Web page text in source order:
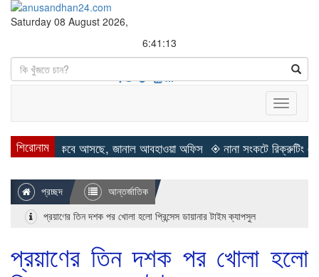
Saturday 08 August 2026,
6:41:14
Search
Toggle
শিরোনাম
কবে আসছে, জানাল আবহাওয়া অফিস ◈ নানা সংকটে রিক্রুটিং এজেন্সি,
প্রচ্ছদ
আন্তর্জাতিক
প্রয়াণের তিন দশক পর খোলা হলো প্রিন্সেস ডায়ানার টাইম ক্যাপসুল
প্রয়াণের তিন দশক পর খোলা হলো